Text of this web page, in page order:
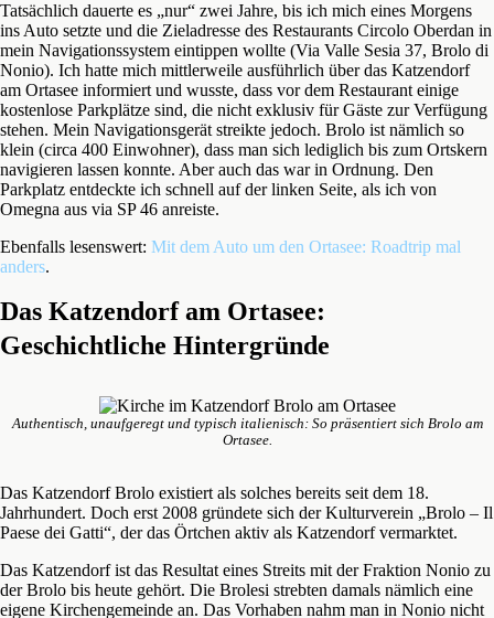
Tatsächlich dauerte es „nur“ zwei Jahre, bis ich mich eines Morgens
ins Auto setzte und die Zieladresse des Restaurants Circolo Oberdan in
mein Navigationssystem eintippen wollte (Via Valle Sesia 37, Brolo di
Nonio). Ich hatte mich mittlerweile ausführlich über das Katzendorf
am Ortasee informiert und wusste, dass vor dem Restaurant einige
kostenlose Parkplätze sind, die nicht exklusiv für Gäste zur Verfügung
stehen. Mein Navigationsgerät streikte jedoch. Brolo ist nämlich so
klein (circa 400 Einwohner), dass man sich lediglich bis zum Ortskern
navigieren lassen konnte. Aber auch das war in Ordnung. Den
Parkplatz entdeckte ich schnell auf der linken Seite, als ich von
Omegna aus via SP 46 anreiste.
Ebenfalls lesenswert: Mit dem Auto um den Ortasee: Roadtrip mal
anders.
Das Katzendorf am Ortasee:
Geschichtliche Hintergründe
Authentisch, unaufgeregt und typisch italienisch: So präsentiert sich Brolo am
Ortasee.
Das Katzendorf Brolo existiert als solches bereits seit dem 18.
Jahrhundert. Doch erst 2008 gründete sich der Kulturverein „Brolo – Il
Paese dei Gatti“, der das Örtchen aktiv als Katzendorf vermarktet.
Das Katzendorf ist das Resultat eines Streits mit der Fraktion Nonio zu
der Brolo bis heute gehört. Die Brolesi strebten damals nämlich eine
eigene Kirchengemeinde an. Das Vorhaben nahm man in Nonio nicht